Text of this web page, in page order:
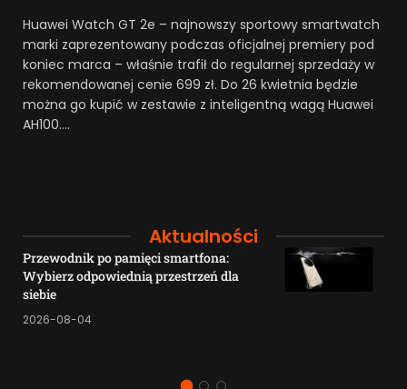
Huawei Watch GT 2e – najnowszy sportowy smartwatch
marki zaprezentowany podczas oficjalnej premiery pod
koniec marca – właśnie trafił do regularnej sprzedaży w
rekomendowanej cenie 699 zł. Do 26 kwietnia będzie
można go kupić w zestawie z inteligentną wagą Huawei
AH100.…
Aktualności
Przewodnik po pamięci smartfona:
Wybierz odpowiednią przestrzeń dla
siebie
2026-08-04